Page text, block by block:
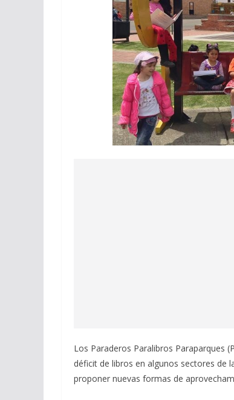
Los Paraderos Paralibros Paraparques
déficit de libros en algunos sectores de
proponer nuevas formas de